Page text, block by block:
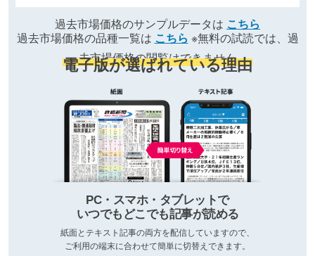
過去市場価格のサンプルデータは こちら
過去市場価格の品種一覧は こちら ※無料の試読では、過
去市場価格の閲覧はできません
電子版が選ばれている理由
PC・スマホ・タブレットで
いつでもどこでも記事が読める
紙面とテキスト記事の両方を配信していますので、
ご利用の端末に合わせて簡単に切替えできます。